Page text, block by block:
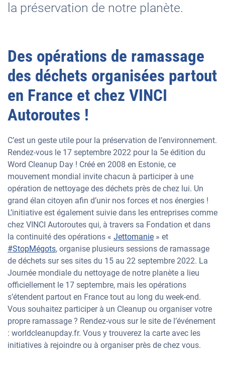
la préservation de notre planète.
Des opérations de ramassage
des déchets organisées partout
en France et chez VINCI
Autoroutes !
C’est un geste utile pour la préservation de l’environnement.
Rendez-vous le 17 septembre 2022 pour la 5e édition du
Word Cleanup Day ! Créé en 2008 en Estonie, ce
mouvement mondial invite chacun à participer à une
opération de nettoyage des déchets près de chez lui. Un
grand élan citoyen afin d’unir nos forces et nos énergies !
L’initiative est également suivie dans les entreprises comme
chez VINCI Autoroutes qui, à travers sa Fondation et dans
la continuité des opérations « Jettomanie » et
#StopMégots, organise plusieurs sessions de ramassage
de déchets sur ses sites du 15 au 22 septembre 2022. La
Journée mondiale du nettoyage de notre planète a lieu
officiellement le 17 septembre, mais les opérations
s’étendent partout en France tout au long du week-end.
Vous souhaitez participer à un Cleanup ou organiser votre
propre ramassage ? Rendez-vous sur le site de l’événement
: worldcleanupday.fr. Vous y trouverez la carte avec les
initiatives à rejoindre ou à organiser près de chez vous.